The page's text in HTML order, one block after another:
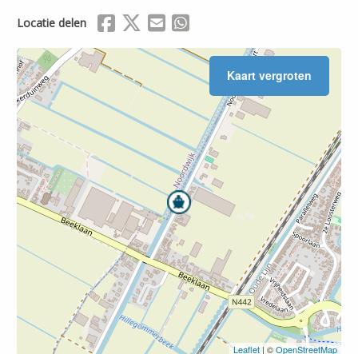
Locatie delen Delen via Facebook
Delen via X (Twitter)
Delen via Mail
Kaart vergroten
Leaflet| ©OpenStreetMap